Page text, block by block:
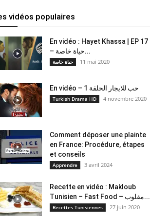
vidéos populaires
En vidéo : Hayet Khassa | EP 17
– حياة خاصة...
حياة خاصة 11 mai 2020
En vidéo – حب للايجار الحلقة 1
Turkish Drama HD 4 novembre 2020
Comment déposer une plainte
en France: Procédure, étapes
et conseils
Apprendre 3 avril 2024
Recette en vidéo : Makloub
Tunisien – Fast Food – مقلوب...
Recettes Tunisiennes 27 juin 2020